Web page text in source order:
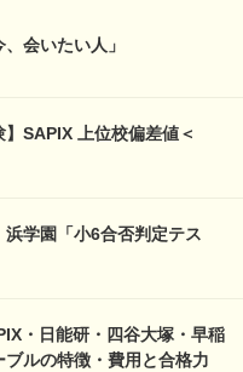
会いたい人」
SAPIX 上位校偏差値＜
学園「小6合否判定テス
・日能研・四谷大塚・早稲
ルの特徴・費用と合格力